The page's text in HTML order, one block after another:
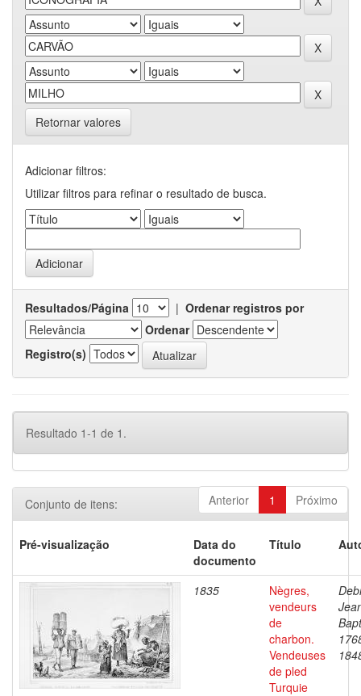
Retornar valores
Adicionar filtros:
Utilizar filtros para refinar o resultado de busca.
Resultados/Página | Ordenar registros por
Ordenar
Registro(s)
Resultado 1-1 de 1.
Anterior 1 Próximo
Conjunto de itens:
Pré-visualização
Data do
documento
Título
1835
Nègres,
vendeurs
de
charbon.
Vendeuses
de pled
Turquie